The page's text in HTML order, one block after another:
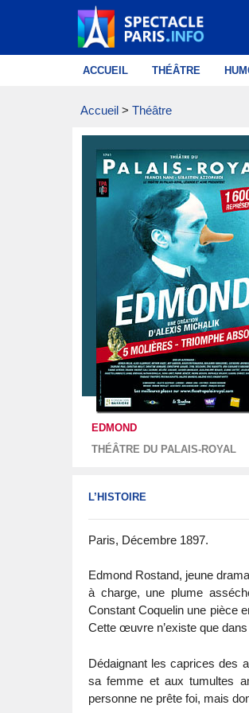
ACCUEIL THÉÂTRE
Accueil > Théâtre
EDMOND
THÉÂTRE DU PALAIS-ROYAL
L’HISTOIRE
Paris, Décembre 1897.
Edmond Rostand, jeune
à charge, une plume
Constant Coquelin une pièce
Cette œuvre n’existe que
Dédaignant les caprices des
sa femme et aux tumultes
personne ne prête foi, mais